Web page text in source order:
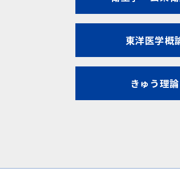
東洋医学概
きゅう理論